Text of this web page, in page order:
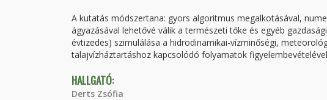
A kutatás módszertana: gyors algoritmus megalkotásával,
ágyazásával lehetővé válik a természeti tőke és egyéb
évtizedes) szimulálása a hidrodinamikai-vízminőségi,
talajvízháztartáshoz kapcsolódó folyamatok
HALLGATÓ:
Derts Zsófia